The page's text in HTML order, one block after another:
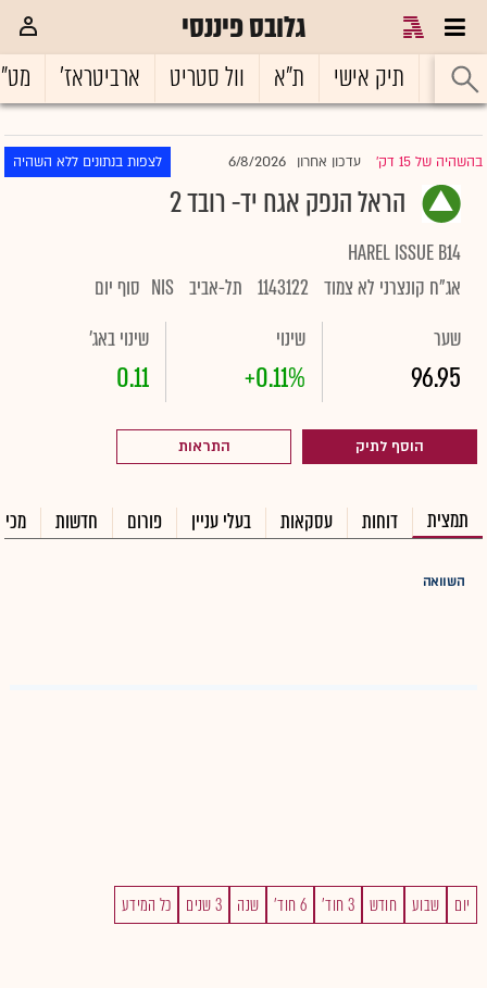
גלובס פיננסי
ראשי תיק אישי ת"א וול סטריט ארביטראז'
בהשהיה של 15 דק' |עדכון אחרון 6/8/2026 לצפות בנתונים ללא השהיה
הראל הנפק אגח יד- רובד 2
HAREL ISSUE B14
אג"ח קונצרני לא צמוד 1143122 תל-אביב NIS סוף יום
שער
96.95
שינוי
+0.11%
שינוי באג'
0.11
הוסף לתיק התראות
תמצית דוחות עסקאות בעלי עניין פורום חדשות
השוואה
יום שבוע חודש 3 חוד' 6 חוד' שנה 3 שנים כל המידע